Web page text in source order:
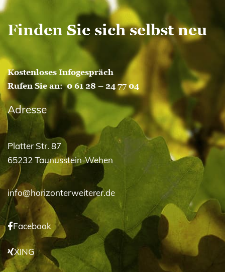
Finden Sie sich selbst neu
Kostenloses Infogespräch
Rufen Sie an:0 61 28 – 24 77 04
Adresse
Platter Str. 87
65232 Taunusstein-Wehen
info@horizonterweiterer.de
Facebook
XING